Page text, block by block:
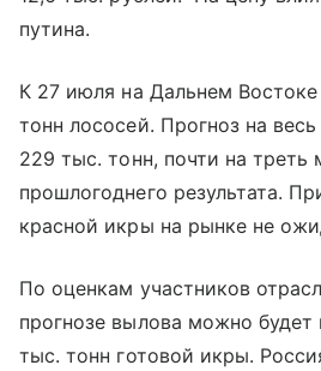
путина.
К 27 июля на Дальнем
тонн лососей. Прогноз на
229 тыс. тонн, почти на треть
прошлогоднего результата.
красной икры на рынке не
По оценкам участников
прогнозе вылова можно будет
тыс. тонн готовой икры.